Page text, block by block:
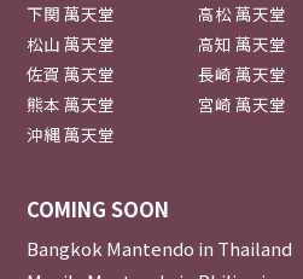
下関 萬天堂
高松 萬天堂
松山 萬天堂
高知 萬天堂
佐賀 萬天堂
長崎 萬天堂
熊本 萬天堂
宮崎 萬天堂
沖縄 萬天堂
COMING SOON
Bangkok Mantendo in Thailand